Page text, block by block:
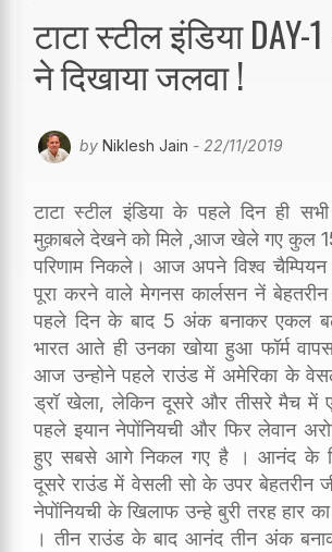
टाटा स्टील इंडिया DAY-
ने दिखाया जलवा !
by Niklesh Jain - 22/11/2019
टाटा स्टील इंडिया के पहले दिन ही
मुक़ाबले देखने को मिले ,आज खेले गए कुल
परिणाम निकले। आज अपने विश्व चैम्पियन
पूरा करने वाले मेगनस कार्लसन नें
पहले दिन के बाद 5 अंक बनाकर एकल
भारत आते ही उनका खोया हुआ फॉर्म
आज उन्होने पहले राउंड में अमेरिका के
ड्रॉ खेला, लेकिन दूसरे और तीसरे मैच में
पहले इयान नेपोंनियची और फिर लेवान
हुए सबसे आगे निकल गए है । आनंद के
दूसरे राउंड में वेसली सो के उपर बेहतरीन
नेपोंनियची के खिलाफ उन्हे बुरी तरह हार
। तीन राउंड के बाद आनंद तीन अंक